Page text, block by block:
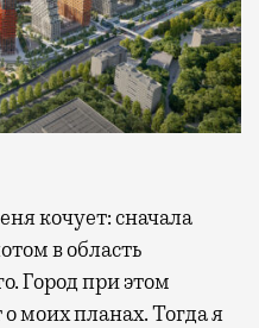
в область
Город при этом
моих планах. Тогда я